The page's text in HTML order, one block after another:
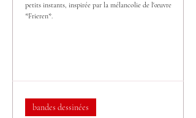
petits instants, inspirée par la mélancolie de l'œuvre
*Frieren*.
bandes dessinées